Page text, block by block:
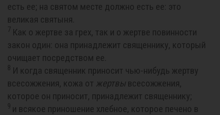
есть ее; на святом месте должно есть ее: это
великая святыня.
7 Как о жертве за грех, так и о жертве повинности
закон один: она принадлежит священнику, который
очищает посредством ее.
8 И когда священник приносит чью-нибудь жертву
всесожжения, кожа от жертвы всесожжения,
которое он приносит, принадлежит священнику;
9 и всякое приношение хлебное, которое печено в